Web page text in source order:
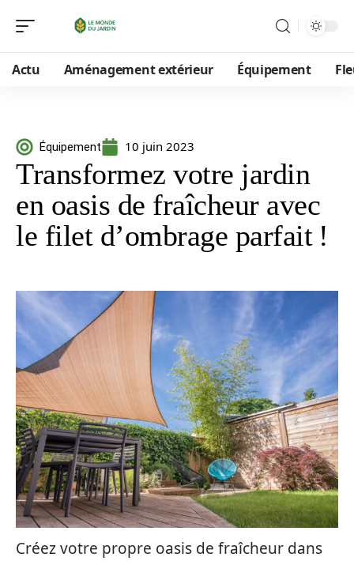
Actu Aménagement extérieur Équipement
Équipement 10 juin 2023
Transformez votre jardin
en oasis de fraîcheur avec
le filet d’ombrage parfait !
Créez votre propre oasis de fraîcheur dans